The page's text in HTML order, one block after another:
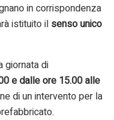
in corrispondenza
istituito il senso unico
giornata di
e dalle ore 15.00 alle
di un intervento per la